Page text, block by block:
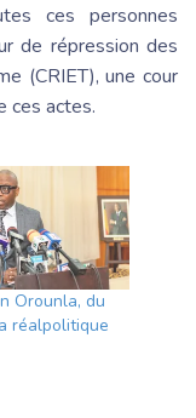
ces personnes
de répression des
(CRIET), une cour
ces actes.
Orounla, du
réalpolitique